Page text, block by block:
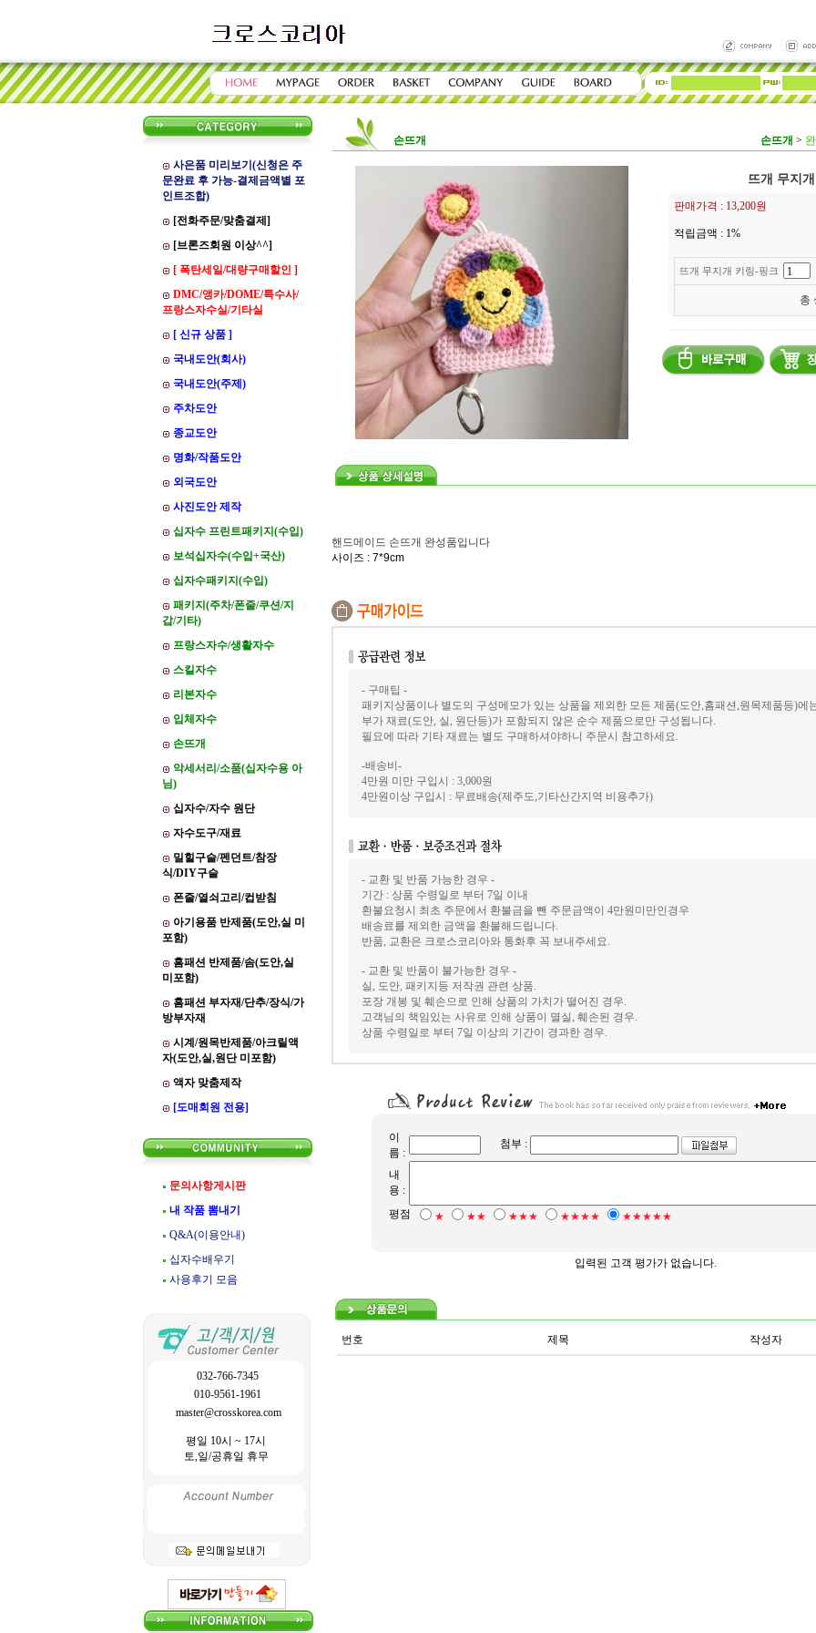
사은품 미리보기(신청은 주
문완료 후 가능-결제금액별 포
인트조합)
[전화주문/맞춤결제]
[브론즈회원 이상^^]
[ 폭탄세일/대량구매할인 ]
DMC/앵카/DOME/특수사/
프랑스자수실/기타실
[ 신규 상품 ]
국내도안(회사)
국내도안(주제)
주차도안
종교도안
명화/작품도안
외국도안
사진도안 제작
십자수 프린트패키지(수입)
보석십자수(수입+국산)
십자수패키지(수입)
패키지(주차/폰줄/쿠션/지
갑/기타)
프랑스자수/생활자수
스킬자수
리본자수
입체자수
손뜨개
악세서리/소품(십자수용 아
님)
십자수/자수 원단
자수도구/재료
밀힐구슬/펜던트/참장
식/DIY구슬
폰줄/열쇠고리/컵받침
아기용품 반제품(도안,실 미
포함)
홈패션 반제품/솜(도안,실
미포함)
홈패션 부자재/단추/장식/가
방부자재
시계/원목반제품/아크릴액
자(도안,실,원단 미포함)
액자 맞춤제작
[도매회원 전용]
문의사항게시판
내 작품 뽐내기
Q&A(이용안내)
십자수배우기
사용후기 모음
032-766-7345
010-9561-1961
master@crosskorea.com
평일 10시 ~ 17시
토,일/공휴일 휴무
손뜨개 손뜨개 >
뜨개 무지
판매가격 : 13,200원
적립금액 : 1%
뜨개 무지개 키링-핑크
총
핸드메이드 손뜨개 완성품입니다
사이즈 : 7*9cm
- 구매팁 -
패키지상품이나 별도의 구성메모가 있는 상품을 제외한 모든 제품(도안,홈패션,원목제품등)에
부가 재료(도안, 실, 원단등)가 포함되지 않은 순수 제품으로만 구성됩니다.
필요에 따라 기타 재료는 별도 구매하셔야하니 주문시 참고하세요.
-배송비-
4만원 미만 구입시 : 3,000원
4만원이상 구입시 : 무료배송(제주도,기타산간지역 비용추가)
- 교환 및 반품 가능한 경우 -
기간 : 상품 수령일로 부터 7일 이내
환불요청시 최초 주문에서 환불금을 뺀 주문금액이 4만원미만인경우
배송료를 제외한 금액을 환불해드립니다.
반품, 교환은 크로스코리아와 통화후 꼭 보내주세요.
- 교환 및 반품이 불가능한 경우 -
실, 도안, 패키지등 저작권 관련 상품.
포장 개봉 및 훼손으로 인해 상품의 가치가 떨어진 경우.
고객님의 책임있는 사유로 인해 상품이 멸실, 훼손된 경우.
상품 수령일로 부터 7일 이상의 기간이 경과한 경우.
이
름 :
첨부 :
내
용 :
평점
★ ★★ ★★★ ★★★★ ★★★★★
입력된 고객 평가가 없습니다.
번호 제목 작성자